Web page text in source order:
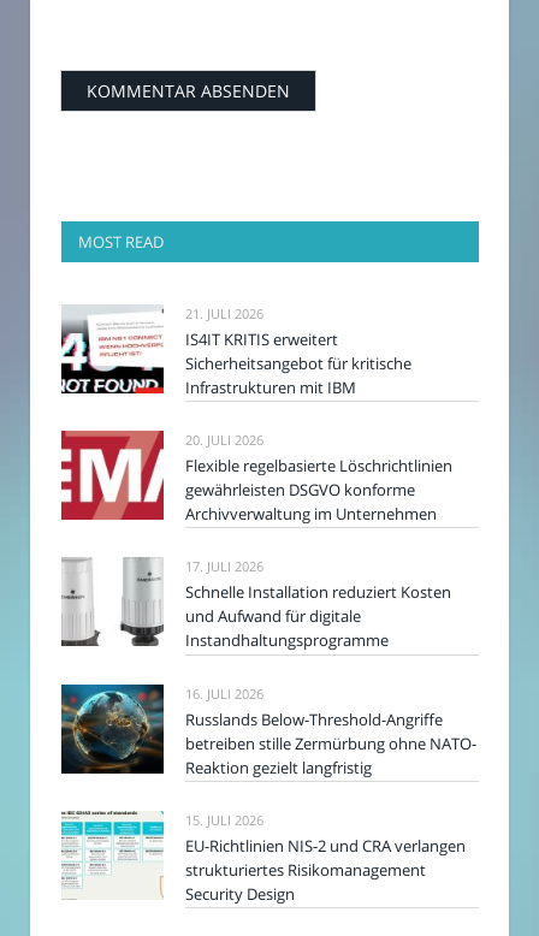
MOST READ
21. JULI 2026
IS4IT KRITIS erweitert
Sicherheitsangebot für kritische
Infrastrukturen mit IBM
20. JULI 2026
Flexible regelbasierte Löschrichtlinien
gewährleisten DSGVO konforme
Archivverwaltung im Unternehmen
17. JULI 2026
Schnelle Installation reduziert Kosten
und Aufwand für digitale
Instandhaltungsprogramme
16. JULI 2026
Russlands Below-Threshold-Angriffe
betreiben stille Zermürbung ohne NATO-
Reaktion gezielt langfristig
15. JULI 2026
EU-Richtlinien NIS-2 und CRA verlangen
strukturiertes Risikomanagement
Security Design